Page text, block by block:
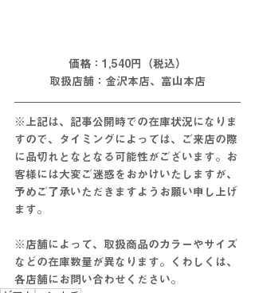
価格：1,540円（税込）
取扱店舗：金沢本店、富山本店
※上記は、記事公開時での在庫状況になりま
すので、タイミングによっては、ご来店の際
に品切れとな となる 可能性がございます。お
客様には大変ご迷惑をおかけいたしますが、
予めご了承いただきますようお願い申し上げ
ます。
※店舗によって、取扱商品のカラーやサイズ
などの在庫数量が異なります。くわしくは、
各店舗にお問い合わせください。